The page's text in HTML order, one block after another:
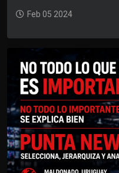
Feb 05 2024